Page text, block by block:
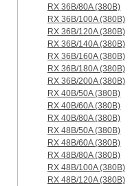
RX 36B/80A (380B)
RX 36B/100A (380B)
RX 36B/120A (380B)
RX 36B/140A (380B)
RX 36B/160A (380B)
RX 36B/180A (380B)
RX 36B/200A (380B)
RX 40B/50A (380B)
RX 40B/60A (380B)
RX 40B/80A (380B)
RX 48B/50A (380B)
RX 48B/60A (380B)
RX 48B/80A (380B)
RX 48B/100A (380B)
RX 48B/120A (380B)